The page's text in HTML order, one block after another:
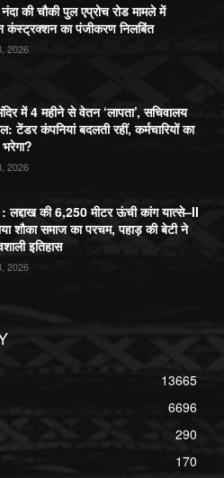
की चौकी पुल एप्रोच रोड मामले में
कंस्ट्रक्शन का पंजीकरण निलबिंत
2026
में 4 महीने से वेतन ‘लापता’, सचिवालय
टेंडर कंपनियां बदलती रहीं, कर्मचारियों का
2026
लद्दाख की 6,250 मीटर ऊंची कांग यात्से–II
शौका समाज का परचम, पहाड़ की बेटी ने
इतिहास
2026
13665
6696
290
170